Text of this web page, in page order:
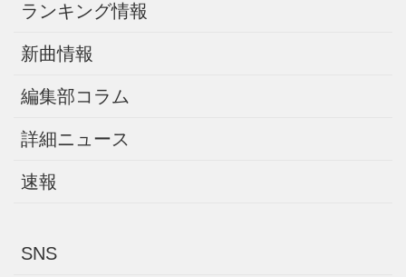
ランキング情報
新曲情報
編集部コラム
詳細ニュース
速報
SNS